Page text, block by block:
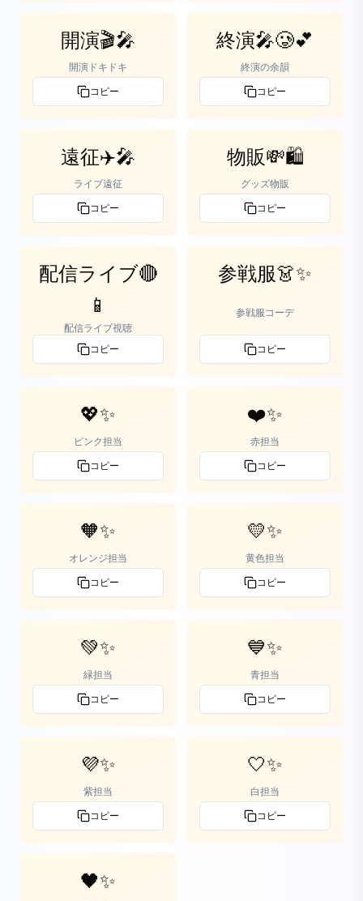
開演🎬🎤
開演ドキドキ
コピー
終演🎤🥲💕
終演の余韻
コピー
遠征✈️🎤
ライブ遠征
コピー
物販💸🛍️
グッズ物販
コピー
配信ライブ🔴
📱
配信ライブ視聴
コピー
参戦服👗✨
参戦服コーデ
コピー
💖✨
ピンク担当
コピー
❤️✨
赤担当
コピー
🧡✨
オレンジ担当
コピー
💛✨
黄色担当
コピー
💚✨
緑担当
コピー
💙✨
青担当
コピー
💜✨
紫担当
コピー
🤍✨
白担当
コピー
🖤✨